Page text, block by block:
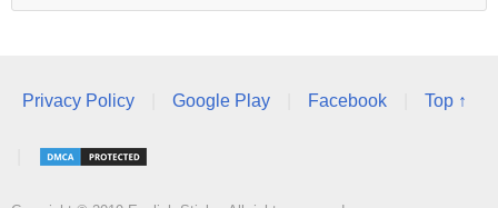
Privacy Policy Google Play Facebook Top ↑